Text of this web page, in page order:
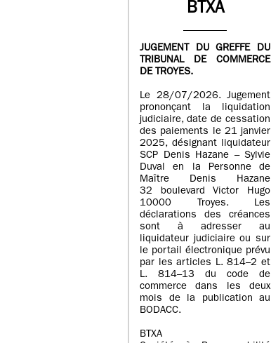
BTXA
JUGEMENT DU GREFFE DU
TRIBUNAL DE COMMERCE
DE TROYES.
Le 28/07/2026. Jugement
prononçant la liquidation
judiciaire, date de cessation
des paiements le 21 janvier
2025, désignant liquidateur
SCP Denis Hazane – Sylvie
Duval en la Personne de
Maître Denis Hazane
32 boulevard Victor Hugo
10000 Troyes. Les
déclarations des créances
sont à adresser au
liquidateur judiciaire ou sur
le portail électronique prévu
par les articles L. 814–2 et
L. 814–13 du code de
commerce dans les deux
mois de la publication au
BODACC.
BTXA